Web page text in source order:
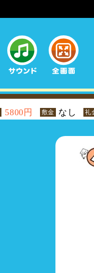
5800円 敷金 なし 礼